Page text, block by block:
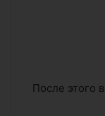
После этого